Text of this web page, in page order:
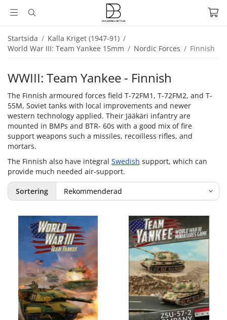
Startsida / Kalla Kriget (1947-91) /
World War III: Team Yankee 15mm / Nordic Forces / Finnish
WWIII: Team Yankee - Finnish
The Finnish armoured forces field T-72FM1, T-72FM2, and T-
55M, Soviet tanks with local improvements and newer
western technology applied. Their Jääkäri infantry are
mounted in BMPs and BTR- 60s with a good mix of fire
support weapons such a missiles, recoilless rifles, and
mortars.
The Finnish also have integral Swedish support, which can
provide much needed air-support.
Sortering